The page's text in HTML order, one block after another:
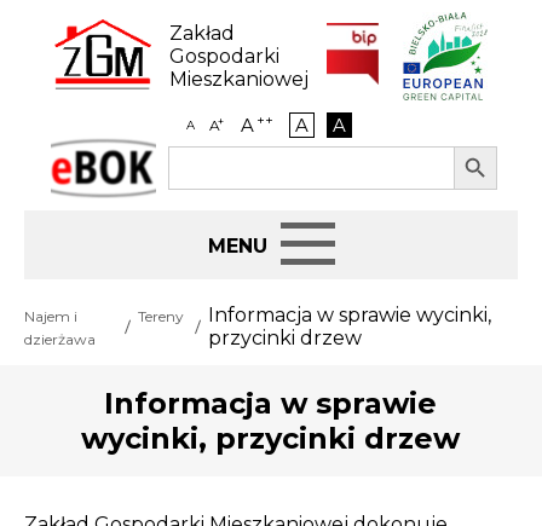
content
Zakład
Gospodarki
Mieszkaniowej
A A+ A++ A A
eBOK
Search
Search Button
Jak załatwić sprawę
Najem i
dzierżawa
Tereny
Informacja w sprawie wycinki,
przycinki drzew
Informacja w sprawie
wycinki, przycinki drzew